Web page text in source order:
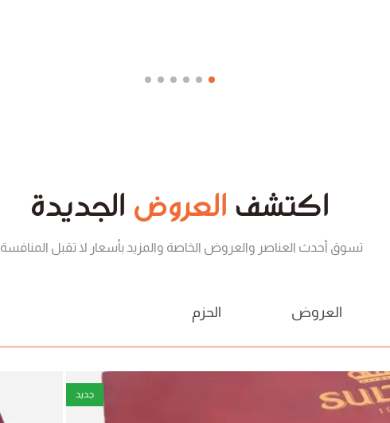
اكتشف العروض الجديدة
تسوق أحدث العناصر والعروض الخاصة والمزيد بأسعار لا تقبل المنافسة.
العروض الحزم
جديد